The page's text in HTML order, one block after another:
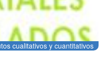
cualitativos y cuantitativos